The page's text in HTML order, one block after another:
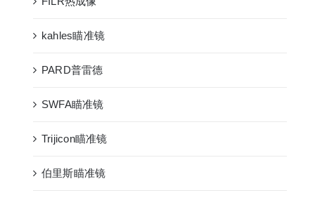
kahles瞄准镜
PARD普雷德
SWFA瞄准镜
Trijicon瞄准镜
伯里斯瞄准镜